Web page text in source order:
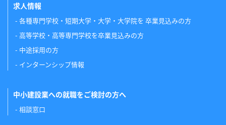
求人情報
各種専門学校・短期大学・大学・大学院を 卒業見込みの方
高等学校・高等専門学校を卒業見込みの方
中途採用の方
インターンシップ情報
中小建設業への就職をご検討の方へ
相談窓口